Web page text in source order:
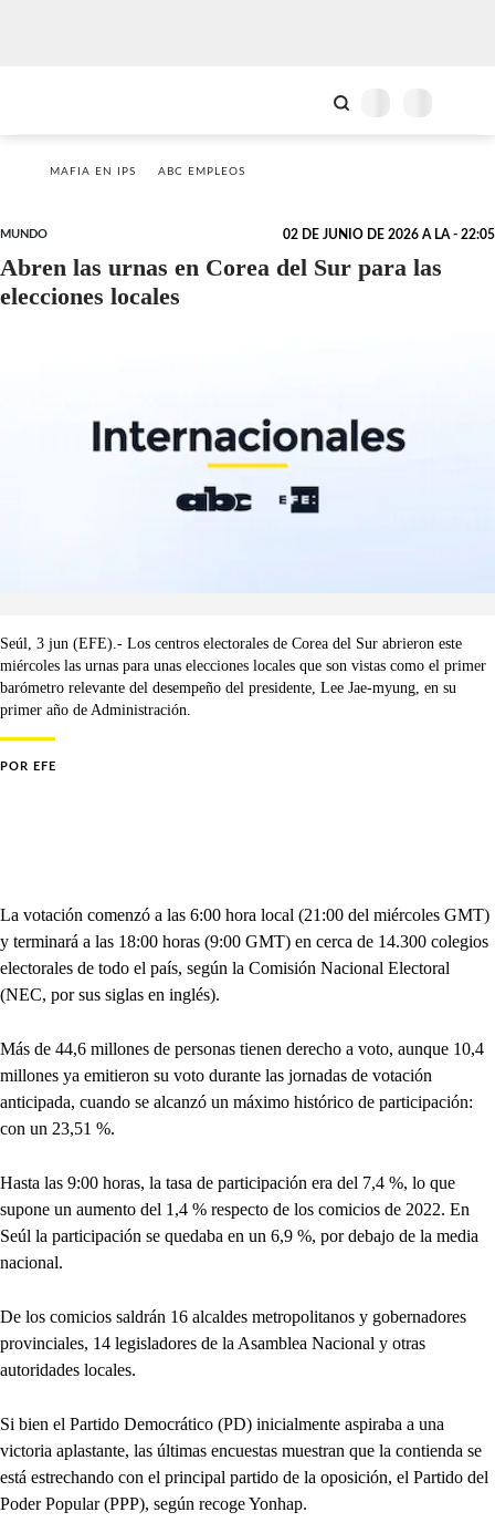
MAFIA EN IPS ABC EMPLEOS
MUNDO 02 DE JUNIO DE 2026 A LA - 22:05
Abren las urnas en Corea del Sur para las
elecciones locales
Seúl, 3 jun (EFE).- Los centros electorales de Corea del Sur abrieron este
miércoles las urnas para unas elecciones locales que son vistas como el primer
barómetro relevante del desempeño del presidente, Lee Jae-myung, en su
primer año de Administración.
POR EFE
La votación comenzó a las 6:00 hora local (21:00 del miércoles GMT)
y terminará a las 18:00 horas (9:00 GMT) en cerca de 14.300 colegios
electorales de todo el país, según la Comisión Nacional Electoral
(NEC, por sus siglas en inglés).
Más de 44,6 millones de personas tienen derecho a voto, aunque 10,4
millones ya emitieron su voto durante las jornadas de votación
anticipada, cuando se alcanzó un máximo histórico de participación:
con un 23,51 %.
Hasta las 9:00 horas, la tasa de participación era del 7,4 %, lo que
supone un aumento del 1,4 % respecto de los comicios de 2022. En
Seúl la participación se quedaba en un 6,9 %, por debajo de la media
nacional.
De los comicios saldrán 16 alcaldes metropolitanos y gobernadores
provinciales, 14 legisladores de la Asamblea Nacional y otras
autoridades locales.
Si bien el Partido Democrático (PD) inicialmente aspiraba a una
victoria aplastante, las últimas encuestas muestran que la contienda se
está estrechando con el principal partido de la oposición, el Partido del
Poder Popular (PPP), según recoge Yonhap.